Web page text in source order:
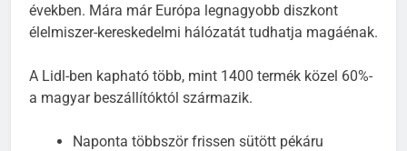
években. Mára már Európa legnagyobb diszkont
élelmiszer-kereskedelmi hálózatát tudhatja magáénak.
A Lidl-ben kapható több, mint 1400 termék közel 60%-
a magyar beszállítóktól származik.
Naponta többször frissen sütött pékáru